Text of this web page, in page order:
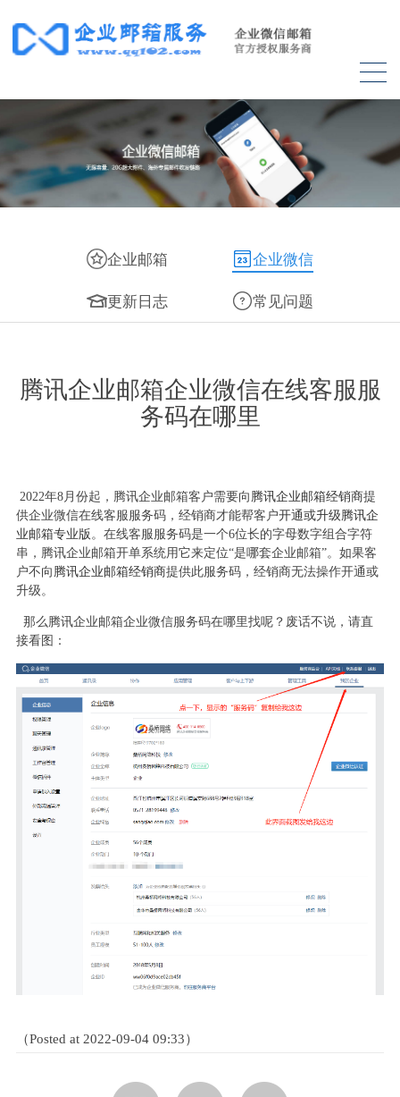
企业邮箱 企业微信
更新日志 常见问题
腾讯企业邮箱企业微信在线客服服
务码在哪里
2022年8月份起，腾讯企业邮箱客户需要向 腾讯企业邮箱经销商提
供企业微信在线客服服务码，经销商才能帮客户开通或升级腾讯企
业邮箱专业版 。在线客服服务码是一个6位长的字母数字组合字符
串，腾讯企业邮箱开单系统用它来定位“是哪套企业邮箱”。如果客
户不向 腾讯企业邮箱经销商提供此服务码，经销商无法操作开通或
升级。
那么腾讯企业邮箱企业微信服务码在哪里找呢？废话不说，请直
接看图：
（Posted at 2022-09-04 09:33）